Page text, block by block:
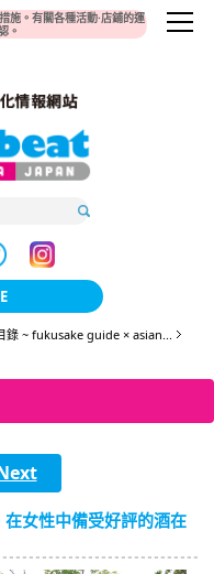
施。有關各種活動·店鋪的運
。
錄 ~ fukusake guide × asian...
女性中備受好評的酒在